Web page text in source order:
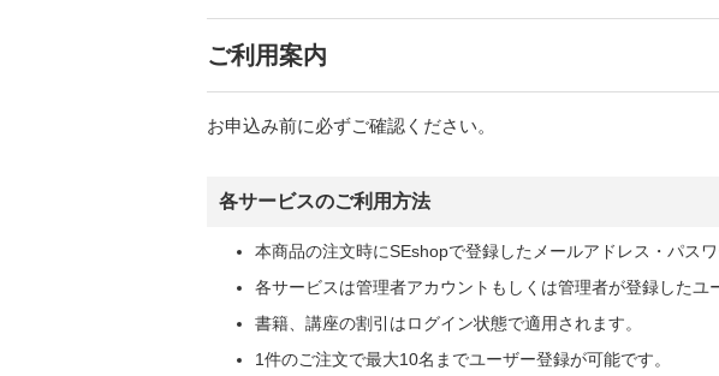
ご利用案内
お申込み前に必ずご確認ください。
各サービスのご利用方法
本商品の注文時にSEshopで登録したメールアドレス・パス
各サービスは管理者アカウントもしくは管理者が登録したユ
書籍、講座の割引はログイン状態で適用されます。
1件のご注文で最大10名までユーザー登録が可能です。